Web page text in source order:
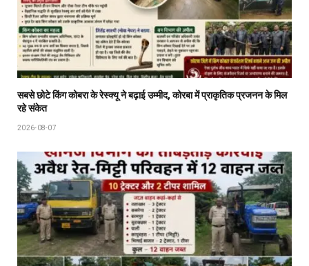
सबसे छोटे किंग कोबरा के रेस्क्यू ने बढ़ाई उम्मीद, कोरबा में प्राकृतिक प्रजनन के मिल
रहे संकेत
2026-08-07